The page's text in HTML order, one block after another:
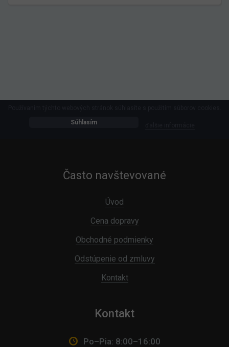
Súhlasím
Často navštevované
Úvod
Cena dopravy
Obchodné podmienky
Odstúpenie od zmluvy
Kontakt
Kontakt
Po–Pia: 8:00–16:00